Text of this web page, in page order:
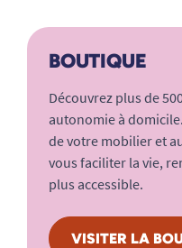
BOUTIQUE
Découvrez plus de
autonomie à
de votre mobilier et
vous faciliter la vie,
plus accessible.
VISITER LA